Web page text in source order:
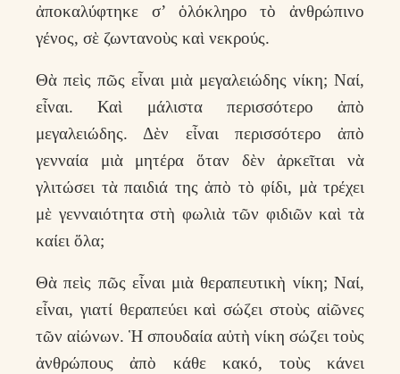
ἀποκαλύφτηκε σ’ ὁλόκληρο τὸ ἀνθρώπινο
γένος, σὲ ζωντανοὺς καὶ νεκρούς.
Θὰ πεὶς πῶς εἶναι μιὰ μεγαλειώδης νίκη; Ναί,
εἶναι. Καὶ μάλιστα περισσότερο ἀπὸ
μεγαλειώδης. Δὲν εἶναι περισσότερο ἀπὸ
γενναία μιὰ μητέρα ὅταν δὲν ἀρκεῖται νὰ
γλιτώσει τὰ παιδιά της ἀπὸ τὸ φίδι, μὰ τρέχει
μὲ γενναιότητα στὴ φωλιὰ τῶν φιδιῶν καὶ τὰ
καίει ὅλα;
Θὰ πεὶς πῶς εἶναι μιὰ θεραπευτικὴ νίκη; Ναί,
εἶναι, γιατί θεραπεύει καὶ σώζει στοὺς αἰῶνες
τῶν αἰώνων. Ἡ σπουδαία αὐτὴ νίκη σώζει τοὺς
ἀνθρώπους ἀπὸ κάθε κακό, τοὺς κάνει